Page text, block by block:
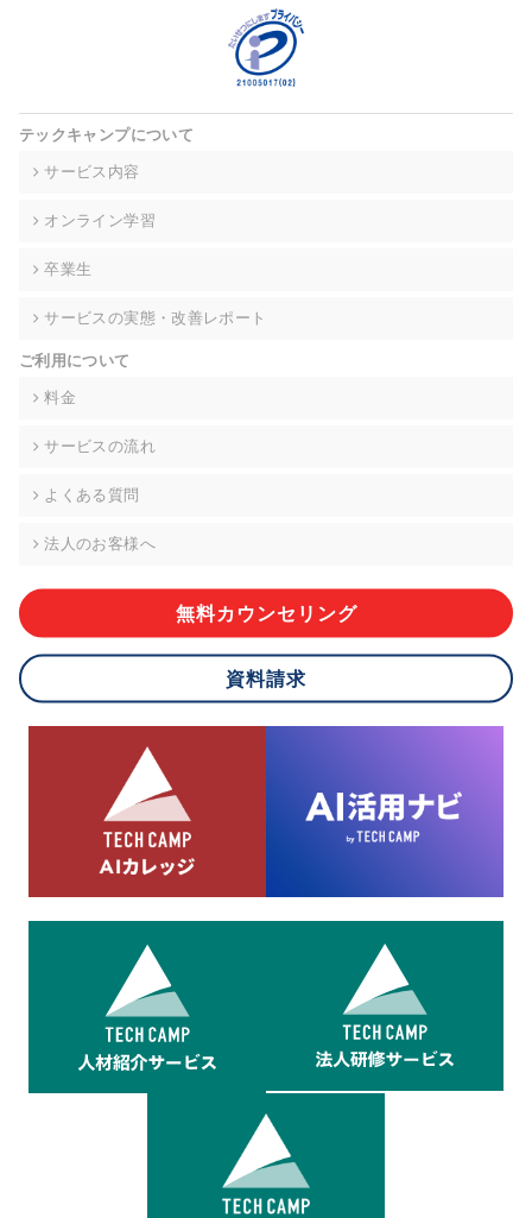
者等に提供することがあります。
当社は事業運営上、前項利用目的の範囲に限って個人情報を外
高い委託先を選定し、個人情報の適正管理・機密保持について
個人情報の開示等(利用目的の通知、開示、内容の訂正・追加・
て、下記の当社問合わせ窓口に申し出ることができます。その
的な期間内に対応いたします。ただし、申請が本人確認が不可
により、ご希望に添えない場合があります。 なお、アクセスロ
グなどの個人情報以外の情報については、原則として開示等は
株式会社div 個人情報問合せ窓口
メールアドレス:privacy_policy@di-v.co.jp
ご本人様が当社に個人情報を提供されるかどうかは任意による
応ができない場合があります。
8.cookieにより取得・分析した情報とその利用について
当社は第三者が運営するデータ・マネジメント・プラットフォ
ームからcookieにより収集されたウェブの閲覧機歴及びその分
析結果を取得し、これをお客様の個人データと結びつけた上
で、広告配信等の目的で利用いたします。
テックキャンプについて
サービス内容
オンライン学習
卒業生
サービスの実態・改善レポート
ご利用について
料金
サービスの流れ
よくある質問
法人のお客様へ
無料カウンセリング
資料請求